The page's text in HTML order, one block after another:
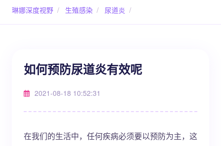
琳娜深度视野 / 生殖感染 / 尿道炎 /
如何预防尿道炎有效呢
2021-08-18 10:52:31
在我们的生活中，任何疾病必须要以预防为主，这